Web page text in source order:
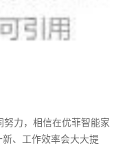
努力，相信在优菲智能家
、工作效率会大大提